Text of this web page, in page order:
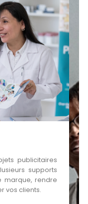
publicitaires
supports
marque, rendre
vos clients.